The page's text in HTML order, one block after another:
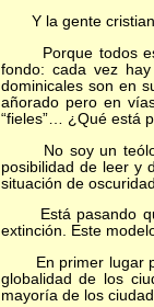
Y la gente cristiana
Porque todos
fondo: cada vez
dominicales son en
añorado pero en
“fieles”… ¿Qué está
No soy un
posibilidad de leer y
situación de
Está pasando que
extinción. Este
En primer lugar
globalidad de los
mayoría de los